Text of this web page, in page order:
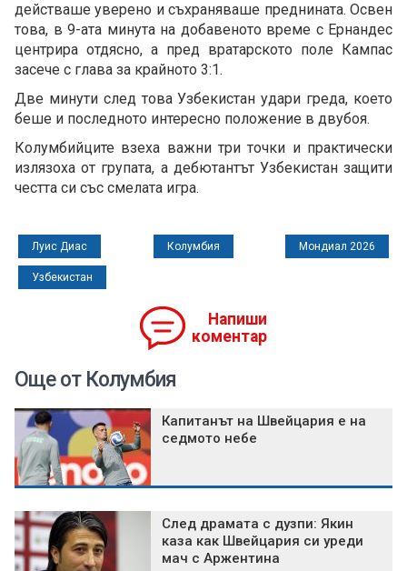
действаше уверено и съхраняваше преднината. Освен
това, в 9-ата минута на добавеното време с Ернандес
центрира отдясно, а пред вратарското поле Кампас
засече с глава за крайното 3:1.
Две минути след това Узбекистан удари греда, което
беше и последното интересно положение в двубоя.
Колумбийците взеха важни три точки и практически
излязоха от групата, а дебютантът Узбекистан защити
честта си със смелата игра.
Луис Диас Колумбия Мондиал 2026
Узбекистан
Напиши
коментар
Още от Колумбия
Капитанът на Швейцария е на
седмото небе
След драмата с дузпи: Якин
каза как Швейцария си уреди
мач с Аржентина